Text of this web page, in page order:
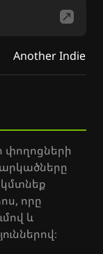
փողոցների
կմտնեք
որը
և
Another Indie